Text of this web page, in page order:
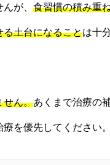
が、 食習慣の積み重
る土台になることは十
せん。あくまで治療の
を優先してください。